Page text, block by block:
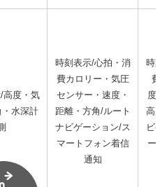
高度・気
水深計
時刻表示/心拍・消
費カロリー・気圧
センサー・速度・
距離・方角/ルート
ナビゲーション/ス
マートフォン着信
通知
時刻
費
度
高度
ビ
ー